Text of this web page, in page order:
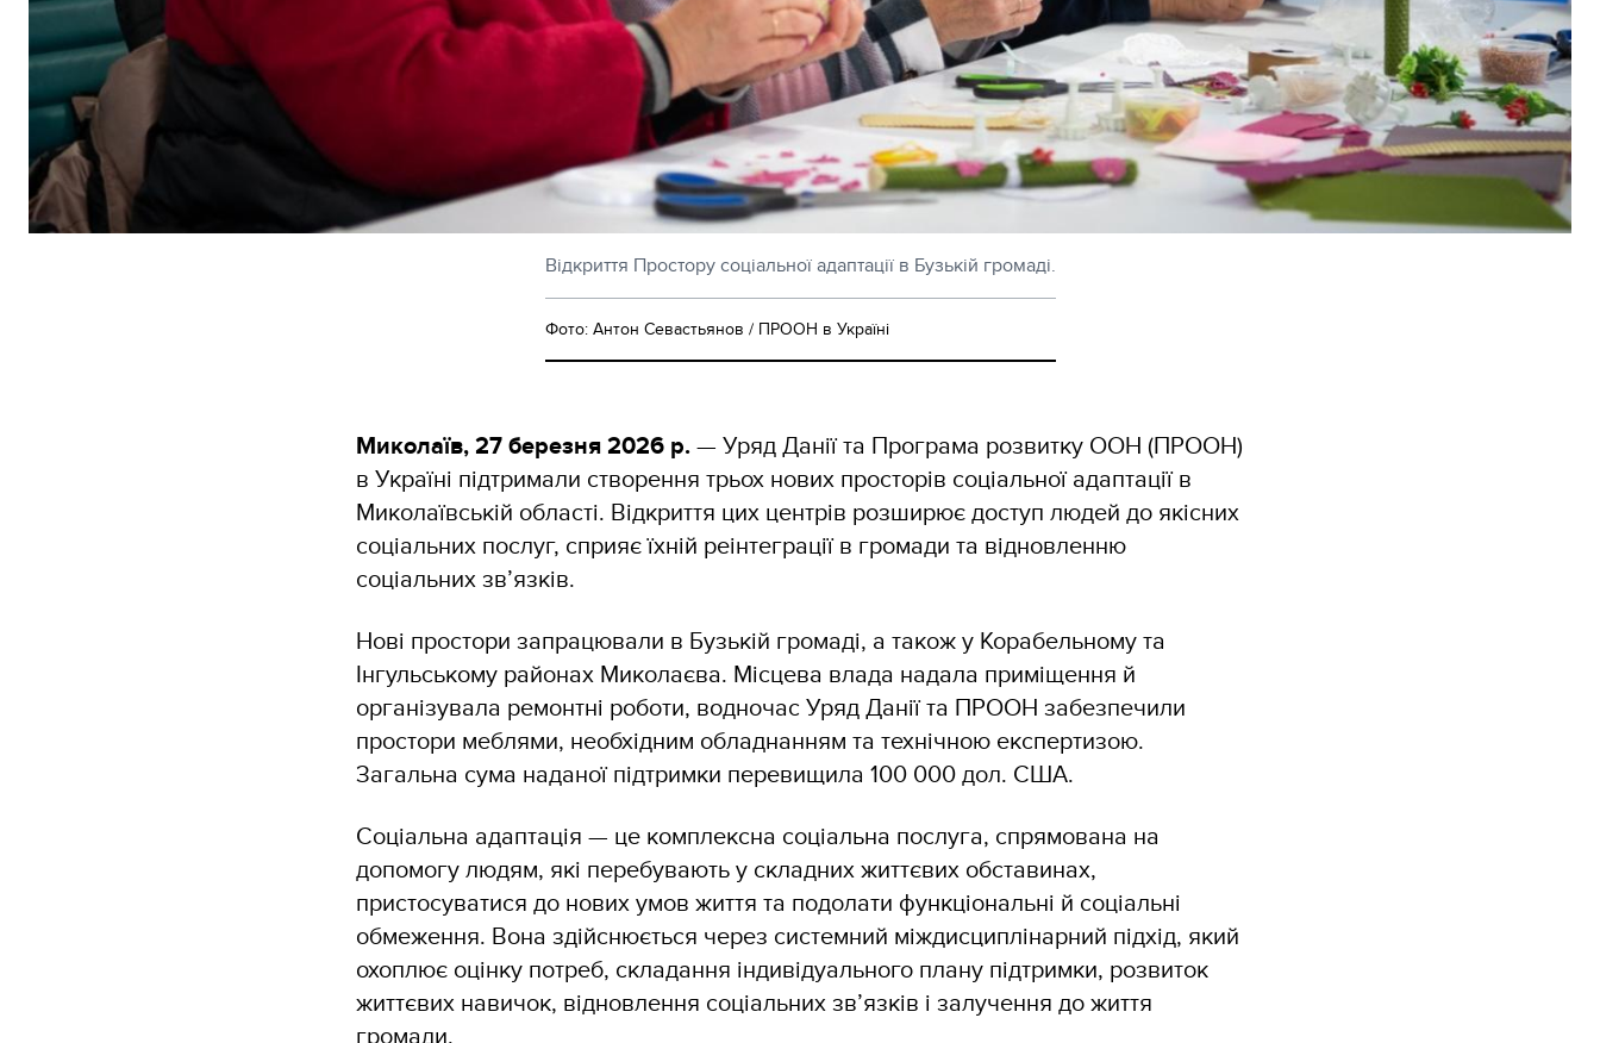
Відкриття Простору соціальної адаптації в Бузькій громаді.
Фото: Антон Севастьянов / ПРООН в Україні
Миколаїв, 27 березня 2026 р.— Уряд Данії та Програма розвитку ООН (ПРООН)
в Україні підтримали створення трьох нових просторів соціальної адаптації в
Миколаївській області. Відкриття цих центрів розширює доступ людей до якісних
соціальних послуг, сприяє їхній реінтеграції в громади та відновленню
соціальних зв’язків.
Нові простори запрацювали в Бузькій громаді, а також у Корабельному та
Інгульському районах Миколаєва. Місцева влада надала приміщення й
організувала ремонтні роботи, водночас Уряд Данії та ПРООН забезпечили
простори меблями, необхідним обладнанням та технічною експертизою.
Загальна сума наданої підтримки перевищила 100 000 дол. США.
Соціальна адаптація — це комплексна соціальна послуга, спрямована на
допомогу людям, які перебувають у складних життєвих обставинах,
пристосуватися до нових умов життя та подолати функціональні й соціальні
обмеження. Вона здійснюється через системний міждисциплінарний підхід, який
охоплює оцінку потреб, складання індивідуального плану підтримки, розвиток
життєвих навичок, відновлення соціальних зв’язків і залучення до життя
громади.